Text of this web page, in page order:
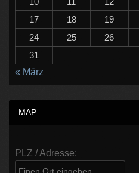
17
18 19
24
25 26
31
« März
MAP
PLZ / Adresse: